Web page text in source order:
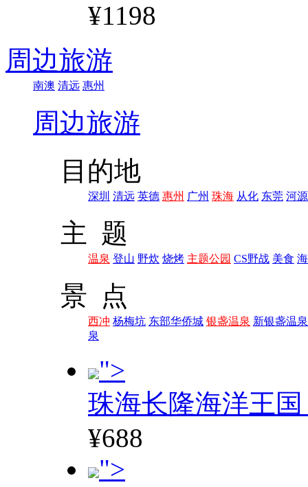
¥1198
周边旅游
南澳 清远 惠州
周边旅游
目的地
深圳 清远 英德 惠州 广州 珠海 从化 东莞 河源
主 题
温泉 登山 野炊 烧烤 主题公园 CS野战 美食
景 点
西冲 杨梅坑 东部华侨城 银盏温泉 新银盏温泉
泉
">
珠海长隆海洋王
¥688
">